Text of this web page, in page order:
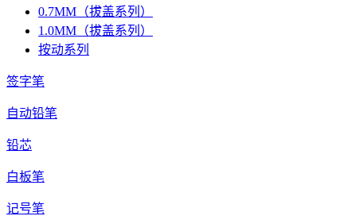
0.7MM（拔盖系列）
1.0MM（拔盖系列）
按动系列
签字笔
自动铅笔
铅芯
白板笔
记号笔